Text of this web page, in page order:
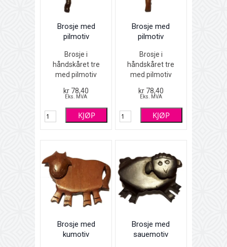
Brosje med
pilmotiv
Brosje i
håndskåret tre
med pilmotiv
forskjellige
sammen
Brun og sort
kr 78,40
Eks. MVA
KJØP
Brosje med
pilmotiv
Brosje i
håndskåret tre
med pilmotiv
forskjellige
sammen
Brun og sort
kr 78,40
Eks. MVA
KJØP
Brosje med
kumotiv
Brosje med
sauemotiv